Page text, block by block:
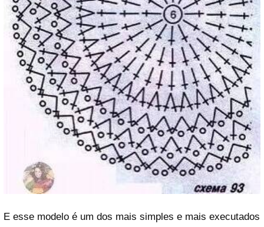
E esse modelo é um dos mais simples e mais executados